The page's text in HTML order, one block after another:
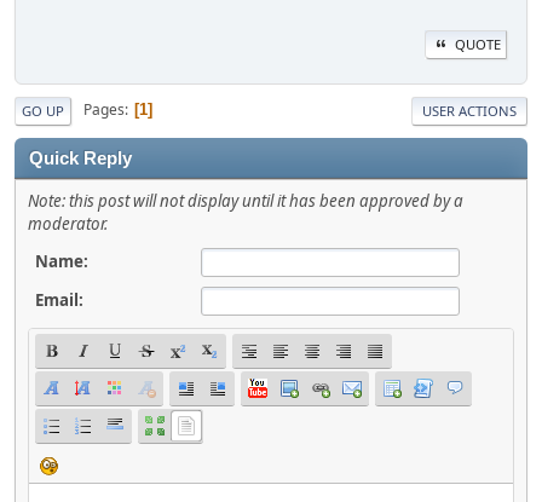
QUOTE
GO UP Pages 1 USER ACTIONS
Quick Reply
Note: this post will not display until it has been approved by a
moderator.
Name:
Email: